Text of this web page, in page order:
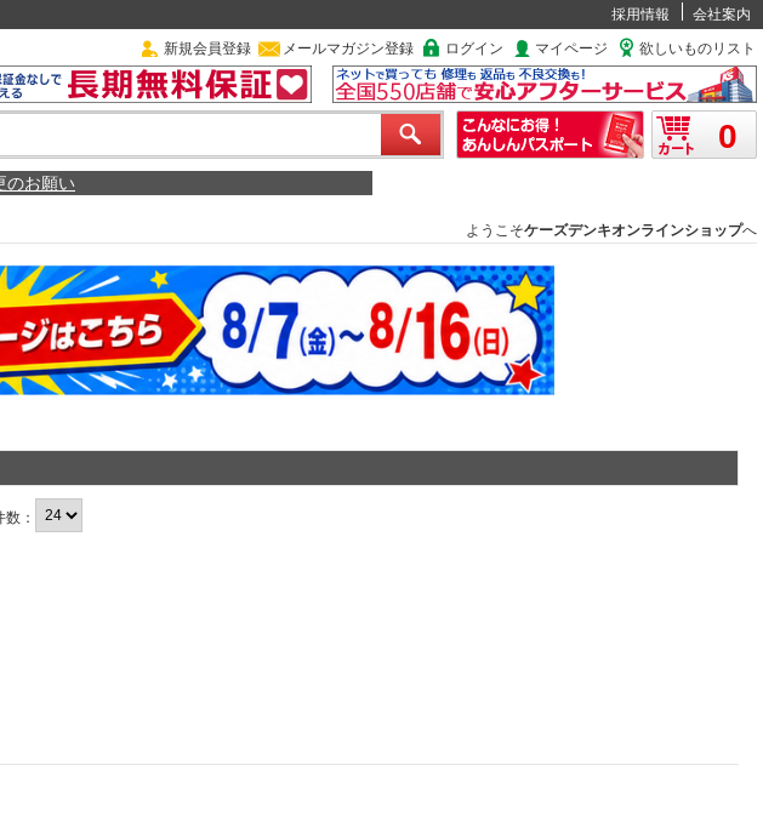
採用情報
会社案内
新規会員登録 メールマガジン登録 ログイン マイページ 欲しいものリスト
0
のお願い
ようこそケーズデンキオンラインショップへ
：